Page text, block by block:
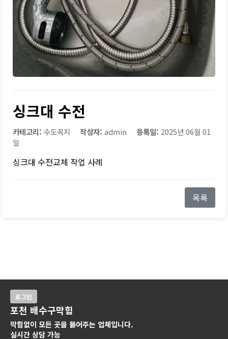
싱크대 수전
카테고리: 수도꼭지 작성자: admin 등록일: 2025년 06월 01
일
싱크대 수전교체 작업 사례
목록
로그인
포천 배수구막힘
막힘없이 모든 곳을 뚫어주는 업체입니다.
실시간 상담 가능